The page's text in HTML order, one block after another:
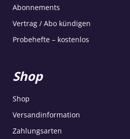
Abonnements
Vertrag / Abo kündigen
Probehefte – kostenlos
Shop
Shop
Versandinformation
Zahlungsarten